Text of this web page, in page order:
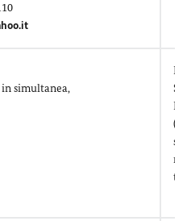
simultanea,